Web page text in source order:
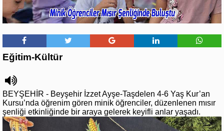
Eğitim-Kültür
BEYŞEHİR - Beyşehir İzzet Ayşe-Taşdelen 4-6 Yaş Kur’an
Kursu’nda öğrenim gören minik öğrenciler, düzenlenen mısır
şenliği etkinliğinde bir araya gelerek keyifli anlar yaşadı.